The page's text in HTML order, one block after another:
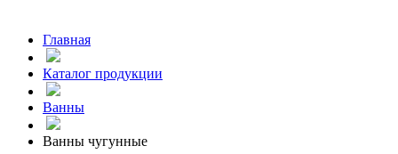
Главная
Каталог продукции
Ванны
Ванны чугунные